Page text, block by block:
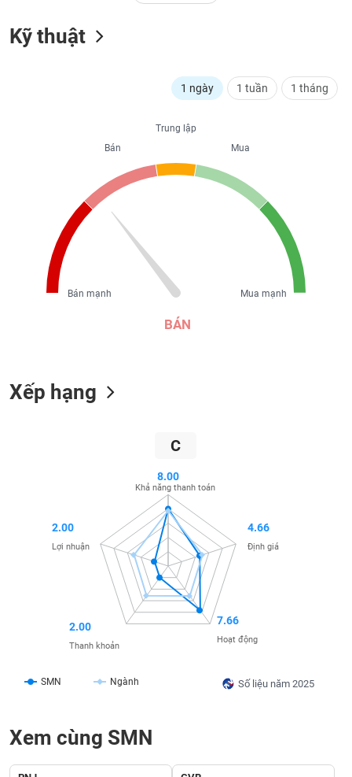
sự
kiện
Kỹ thuật
1 ngày 1 tuần 1 tháng
BÁN
Trung lập
Mua
Mua mạnh
Bán
Bán mạnh
Xếp hạng
C
Số liệu năm 2025
SMN Ngành
8.00
Khả năng thanh toán
4.66
Định giá
7.66
Hoạt động
2.00
Thanh khoản
2.00
Lợi nhuận
Xem cùng SMN
CÔNG
TIÊU
TIN
DỊCH